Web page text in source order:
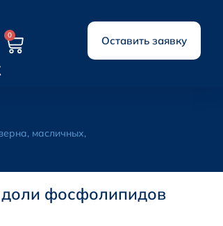
0 Оставить заявку
масличных,
фосфолипидов